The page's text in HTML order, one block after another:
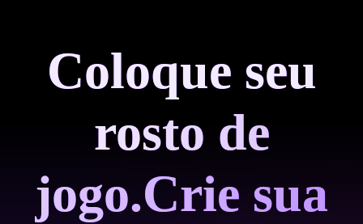
Coloque seu
rosto de
jogo.Crie sua